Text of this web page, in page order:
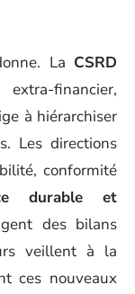
La CSRD
financier,
à hiérarchiser
Les directions
conformité
durable et
des bilans
veillent à la
ces nouveaux